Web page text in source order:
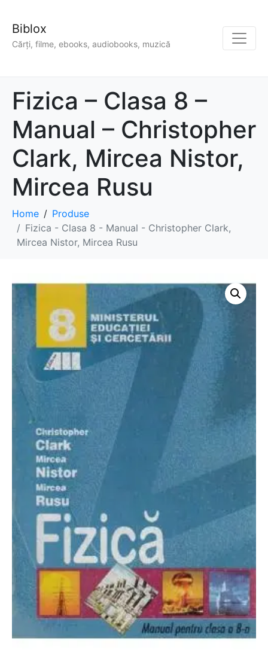
Biblox
Cărți, filme, ebooks, audiobooks, muzică
Fizica – Clasa 8 –
Manual – Christopher
Clark, Mircea Nistor,
Mircea Rusu
Home
Produse
Fizica - Clasa 8 - Manual - Christopher Clark,
Mircea Nistor, Mircea Rusu